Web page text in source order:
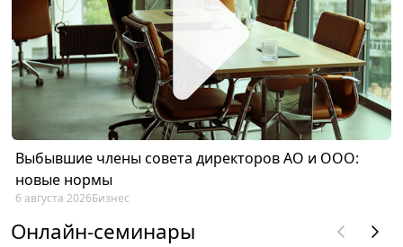
Выбывшие члены совета директоров АО и ООО:
новые нормы
6 августа 2026Бизнес
Онлайн-семинары